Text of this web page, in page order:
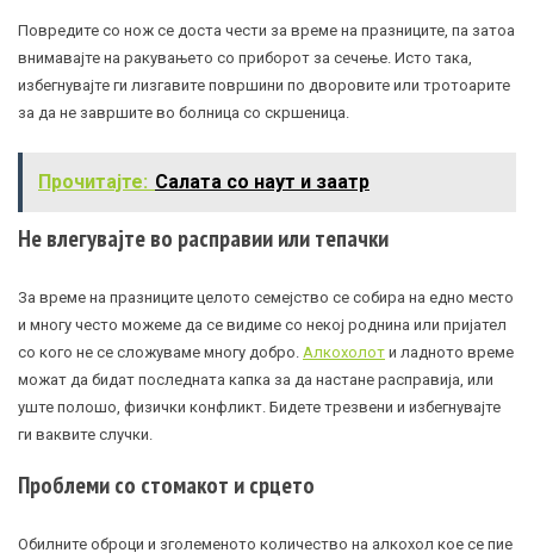
Повредите со нож се доста чести за време на празниците, па затоа
внимавајте на ракувањето со приборот за сечење. Исто така,
избегнувајте ги лизгавите површини по дворовите или тротоарите
за да не завршите во болница со скршеница.
Прочитајте: Салата со наут и заатр
Не влегувајте во расправии или тепачки
За време на празниците целото семејство се собира на едно место
и многу често можеме да се видиме со некој роднина или пријател
со кого не се сложуваме многу добро. Алкохолот и ладното време
можат да бидат последната капка за да настане расправија, или
уште полошо, физички конфликт. Бидете трезвени и избегнувајте
ги ваквите случки.
Проблеми со стомакот и срцето
Обилните оброци и зголеменото количество на алкохол кое се пие